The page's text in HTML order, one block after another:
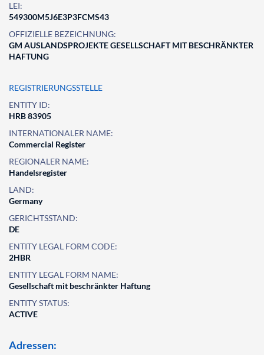
LEI:
549300M5J6E3P3FCMS43
OFFIZIELLE BEZEICHNUNG:
GM AUSLANDSPROJEKTE GESELLSCHAFT MIT BESCHRÄNKTER
HAFTUNG
REGISTRIERUNGSSTELLE
ENTITY ID:
HRB 83905
INTERNATIONALER NAME:
Commercial Register
REGIONALER NAME:
Handelsregister
LAND:
Germany
GERICHTSSTAND:
DE
ENTITY LEGAL FORM CODE:
2HBR
ENTITY LEGAL FORM NAME:
Gesellschaft mit beschränkter Haftung
ENTITY STATUS:
ACTIVE
Adressen: